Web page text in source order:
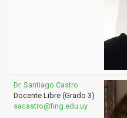
Dr. Santiago Castro
Docente Libre (Grado 3)
sacastro@fing.edu.uy